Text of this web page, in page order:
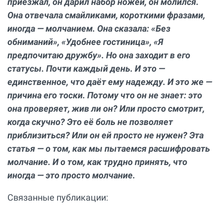
Она отвечала смайликами, короткими фразами,
иногда — молчанием. Она сказала: «Без
обниманий», «Удобнее гостиница», «Я
предпочитаю дружбу». Но она заходит в его
статусы. Почти каждый день. И это —
единственное, что даёт ему надежду. И это же —
причина его тоски. Потому что он не знает: это
она проверяет, жив ли он? Или просто смотрит,
когда скучно? Это её боль не позволяет
приблизиться? Или он ей просто не нужен? Эта
статья — о том, как мы пытаемся расшифровать
молчание. И о том, как трудно принять, что
иногда — это просто молчание.
Связанные публикации: